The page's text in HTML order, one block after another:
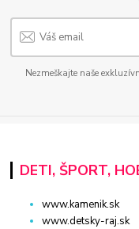
Nezmeškajte naše
DETI, ŠPORT,
www.kamenik.sk
www.detsky-raj.sk